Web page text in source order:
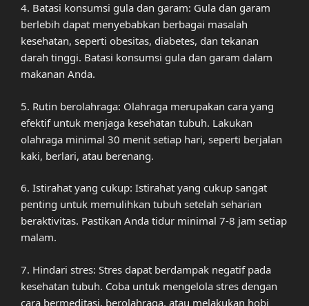
4. Batasi konsumsi gula dan garam: Gula dan garam
berlebih dapat menyebabkan berbagai masalah
kesehatan, seperti obesitas, diabetes, dan tekanan
darah tinggi. Batasi konsumsi gula dan garam dalam
makanan Anda.
5. Rutin berolahraga: Olahraga merupakan cara yang
efektif untuk menjaga kesehatan tubuh. Lakukan
olahraga minimal 30 menit setiap hari, seperti berjalan
kaki, berlari, atau berenang.
6. Istirahat yang cukup: Istirahat yang cukup sangat
penting untuk memulihkan tubuh setelah seharian
beraktivitas. Pastikan Anda tidur minimal 7-8 jam setiap
malam.
7. Hindari stres: Stres dapat berdampak negatif pada
kesehatan tubuh. Coba untuk mengelola stres dengan
cara bermeditasi, berolahraga, atau melakukan hobi